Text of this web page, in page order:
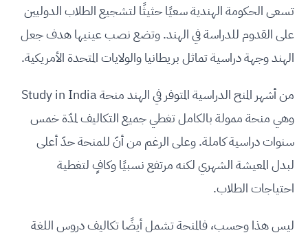
تسعى الحكومة الهندية سعيًا حثيثًا لتشجيع الطلاب الدوليين
على القدوم للدراسة في الهند. وتضع نصب عينيها هدف جعل
الهند وجهة دراسية تماثل بريطانيا والولايات المتحدة الأمريكية.
من أشهر المنح الدراسية المتوفر في الهند منحة Study in India
وهي منحة ممولة بالكامل تغطي جميع التكاليف لمدّة خمس
سنوات دراسية كاملة. وعلى الرغم من أنّ للمنحة حدّ أعلى
لبدل المعيشة الشهري لكنه مرتفع نسبيًا وكافٍ لتغطية
احتياجات الطلاب.
ليس هذا وحسب، فالمنحة تشمل أيضًا تكاليف دروس اللغة